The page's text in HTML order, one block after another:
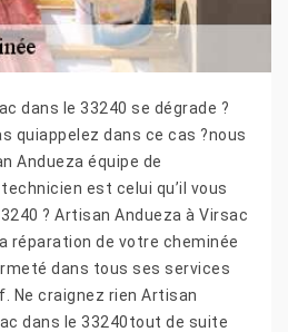
dans le 33240 se dégrade ?
quiappelez dans ce cas ?nous
Andueza équipe de
est celui qu’il vous
? Artisan Andueza à Virsac
réparation de votre cheminée
dans tous ses services
Ne craignez rien Artisan
dans le 33240tout de suite